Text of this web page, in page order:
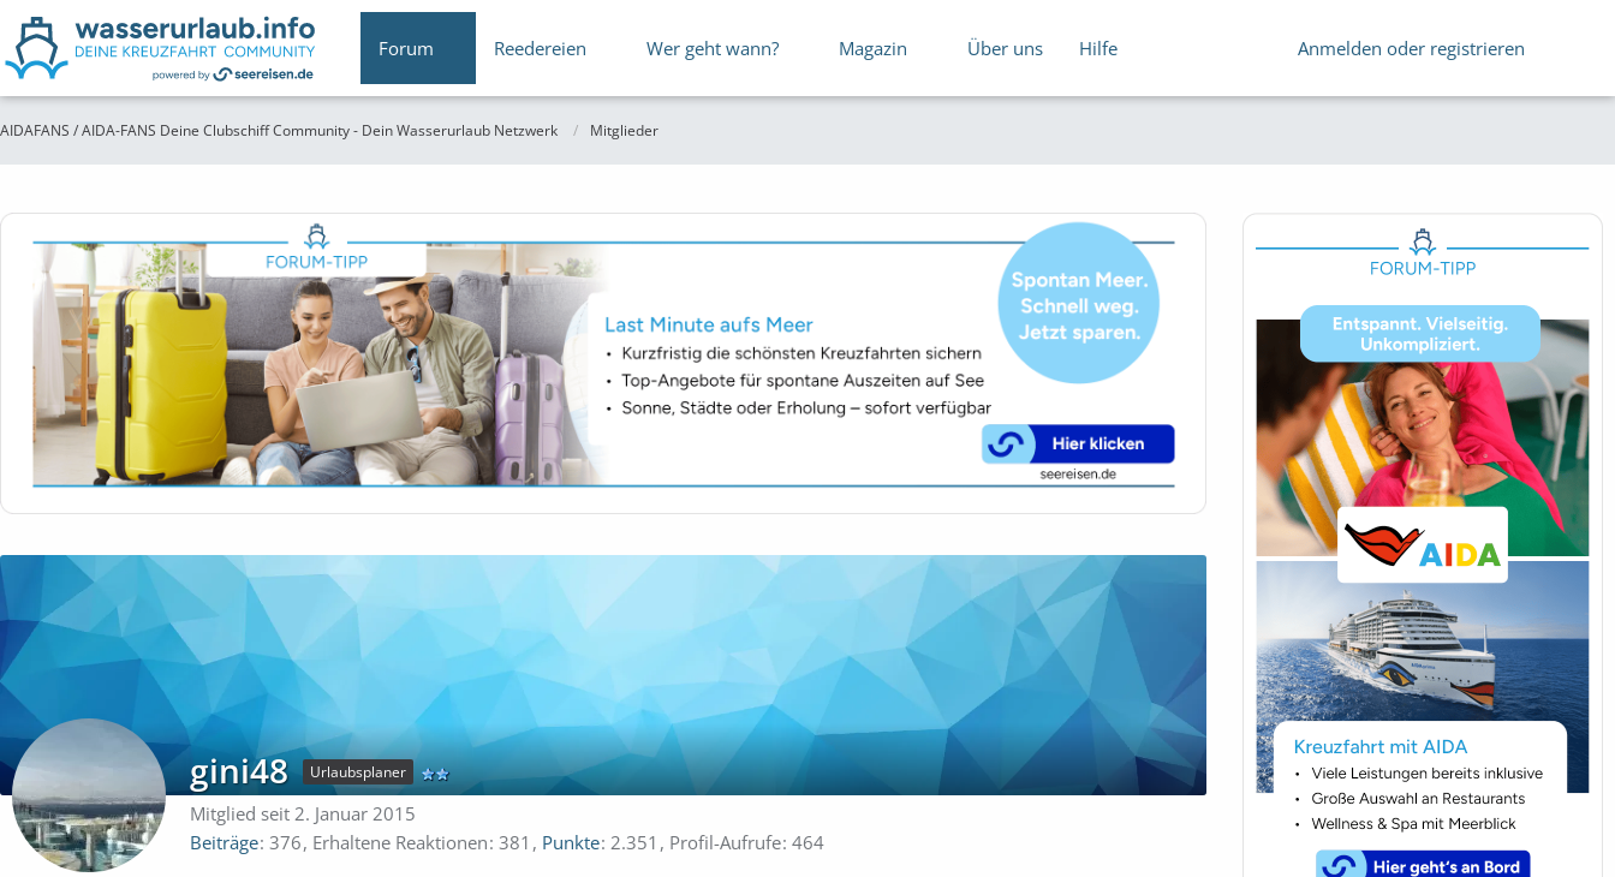
Forum Reedereien Wer geht wann? Magazin Über uns Hilfe Anmelden oder registrieren
AIDAFANS / AIDA-FANS Deine Clubschiff Community - Dein Wasserurlaub Netzwerk Mitglieder
gini48 Urlaubsplaner
Mitglied seit 2. Januar 2015
Beiträge 376 Erhaltene Reaktionen 381 Punkte 2.351 Profil-Aufrufe 464